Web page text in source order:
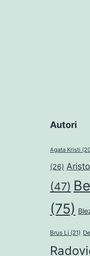
Autori
Agata Kristi
(26)
(47)
(75)
Brus Li (21)